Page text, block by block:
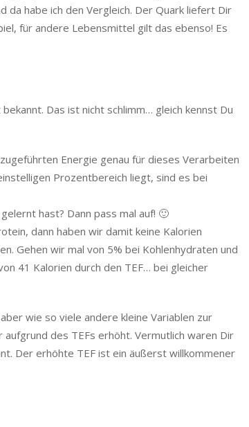
da habe ich den Vergleich. Der Quark liefert Dir
für andere Lebensmittel gilt das ebenso! Es
Das ist nicht schlimm… gleich kennst Du
Energie genau für dieses Verarbeiten
Prozentbereich liegt, sind es bei
hast? Dann pass mal auf! 🙂
dann haben wir damit keine Kalorien
Gehen wir mal von 5% bei Kohlenhydraten und
41 Kalorien durch den TEF… bei gleicher
wie so viele andere kleine Variablen zur
des TEFs erhöht. Vermutlich waren Dir
Der erhöhte TEF ist ein äußerst willkommener